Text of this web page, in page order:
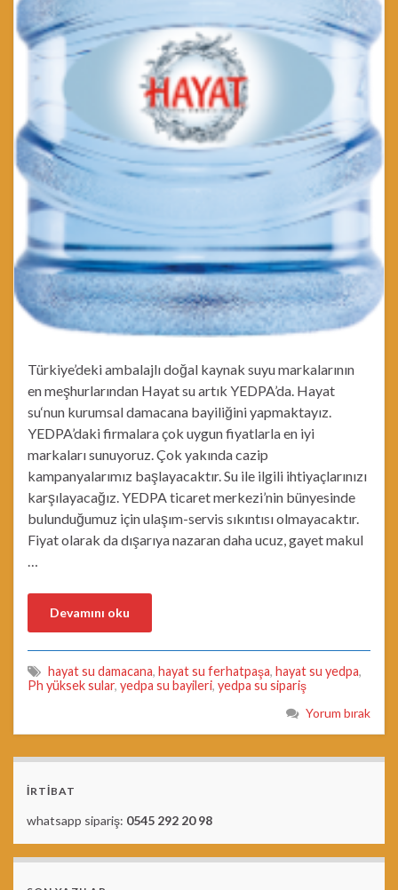
Türkiye’deki ambalajlı doğal kaynak suyu markalarının
en meşhurlarından Hayat su artık YEDPA’da. Hayat
su‘nun kurumsal damacana bayiliğini yapmaktayız.
YEDPA’daki firmalara çok uygun fiyatlarla en iyi
markaları sunuyoruz. Çok yakında cazip
kampanyalarımız başlayacaktır. Su ile ilgili ihtiyaçlarınızı
karşılayacağız. YEDPA ticaret merkezi’nin bünyesinde
bulunduğumuz için ulaşım-servis sıkıntısı olmayacaktır.
Fiyat olarak da dışarıya nazaran daha ucuz, gayet makul
…
Devamını oku
hayat su damacana, hayat su ferhatpaşa, hayat su yedpa,
Ph yüksek sular, yedpa su bayileri, yedpa su sipariş
Yorum bırak
İRTİBAT
whatsapp sipariş: 0545 292 20 98